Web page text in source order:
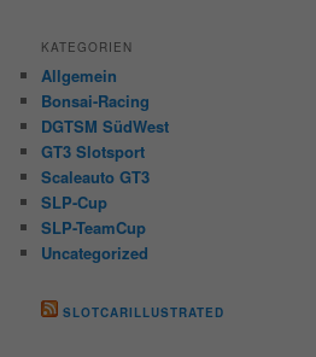
KATEGORIEN
Allgemein
Bonsai-Racing
DGTSM SüdWest
GT3 Slotsport
Scaleauto GT3
SLP-Cup
SLP-TeamCup
Uncategorized
SLOTCARILLUSTRATED